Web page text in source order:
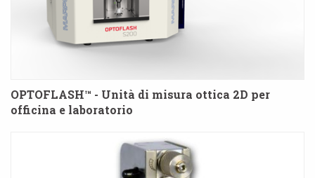
OPTOFLASH™ - Unità di misura ottica 2D per
officina e laboratorio